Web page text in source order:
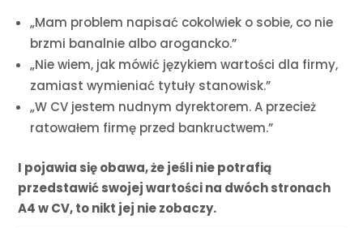
„Mam problem napisać cokolwiek o sobie, co nie
brzmi banalnie albo arogancko.”
„Nie wiem, jak mówić językiem wartości dla firmy,
zamiast wymieniać tytuły stanowisk.”
„W CV jestem nudnym dyrektorem. A przecież
ratowałem firmę przed bankructwem.”
I pojawia się obawa, że jeśli nie potrafią
przedstawić swojej wartości na dwóch stronach
A4 w CV, to nikt jej nie zobaczy.